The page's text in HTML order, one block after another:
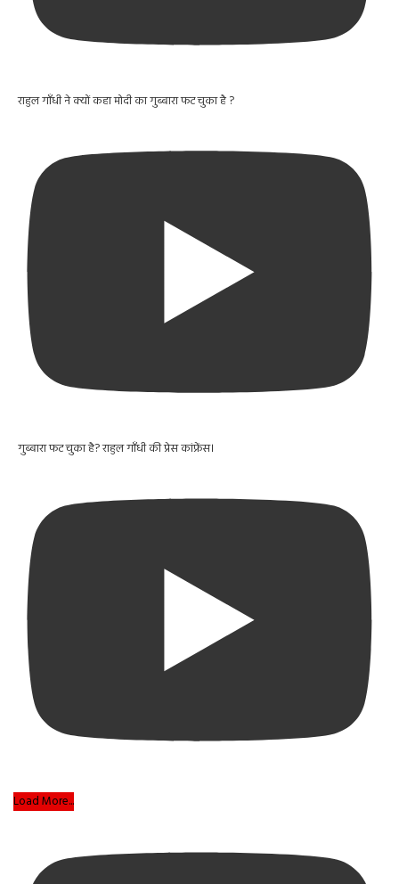
राहुल गाँधी ने क्यों कहा मोदी का गुब्बारा फट चुका है ?
गुब्बारा फट चुका है? राहुल गाँधी की प्रेस कांफ्रेंस।
Load More...